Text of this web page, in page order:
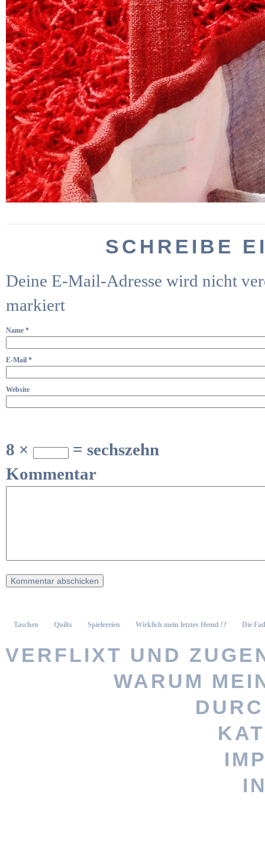
SCHREIBE
Deine E-Mail-Adresse wird nicht
markiert
Name *
E-Mail *
Website
8 ×
= sechszehn
Kommentar
Taschen Quilts Spielereien Wirklich mein letztes Hemd !? Die
VERFLIXT UND
Vernähte
WARUM
persönlicheres Geschenk?
Stöbere nach